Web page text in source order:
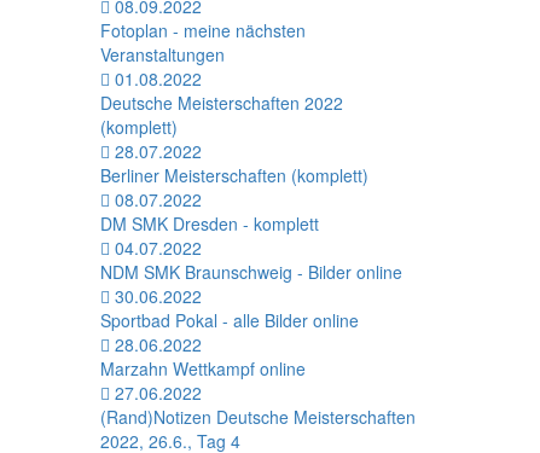
08.09.2022
Fotoplan - meine nächsten
Veranstaltungen
01.08.2022
Deutsche Meisterschaften 2022
(komplett)
28.07.2022
Berliner Meisterschaften (komplett)
08.07.2022
DM SMK Dresden - komplett
04.07.2022
NDM SMK Braunschweig - Bilder online
30.06.2022
Sportbad Pokal - alle Bilder online
28.06.2022
Marzahn Wettkampf online
27.06.2022
(Rand)Notizen Deutsche Meisterschaften
2022, 26.6., Tag 4